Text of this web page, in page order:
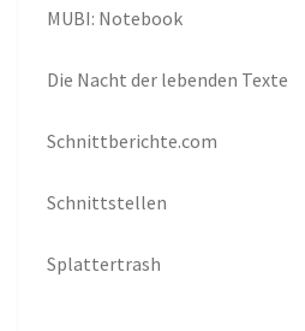
MUBI: Notebook
Die Nacht der lebenden Texte
Schnittberichte.com
Schnittstellen
Splattertrash